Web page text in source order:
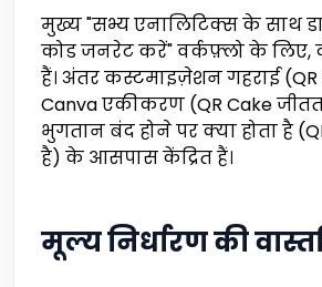
मुख्य "सभ्य एनालिटिक्स के साथ
कोड जनरेट करें" वर्कफ़्लो के लिए,
हैं। अंतर कस्टमाइज़ेशन गहराई (QR
Canva एकीकरण (QR Cake
भुगतान बंद होने पर क्या होता है
है) के आसपास केंद्रित हैं।
मूल्य निर्धारण की